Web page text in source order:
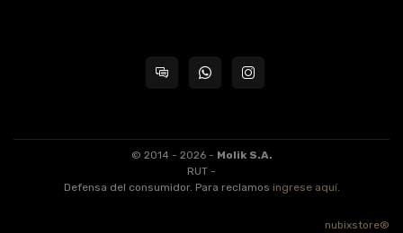
© 2014 - 2026 - Molik S.A.
RUT -
Defensa del consumidor. Para reclamos ingrese aquí.
nubixstore®